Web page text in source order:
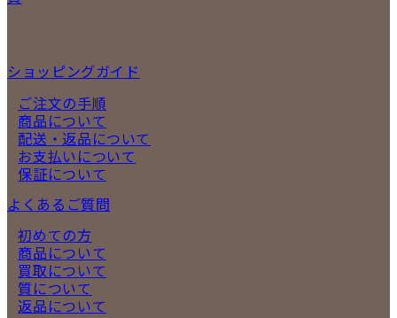
ショッピングガイド
ご注文の手順
商品について
配送・返品について
お支払いについて
保証について
よくあるご質問
初めての方
商品について
買取について
質について
返品について